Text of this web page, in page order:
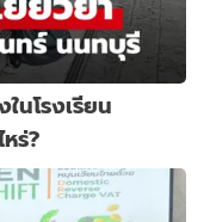
นโรงเรียน
ร่?